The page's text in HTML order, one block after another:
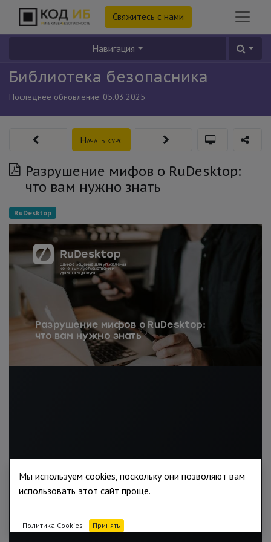
Свяжитесь с нами
Навигация
Библиотека безопасника
Последнее обновление: 05.03.2025
Разрушение мифов о RuDesktop:
что вам нужно знать
Начать курс
RuDesktop
Мы используем cookies, поскольку они позволяют вам
использовать этот сайт проще.
Политика Cookies Принять